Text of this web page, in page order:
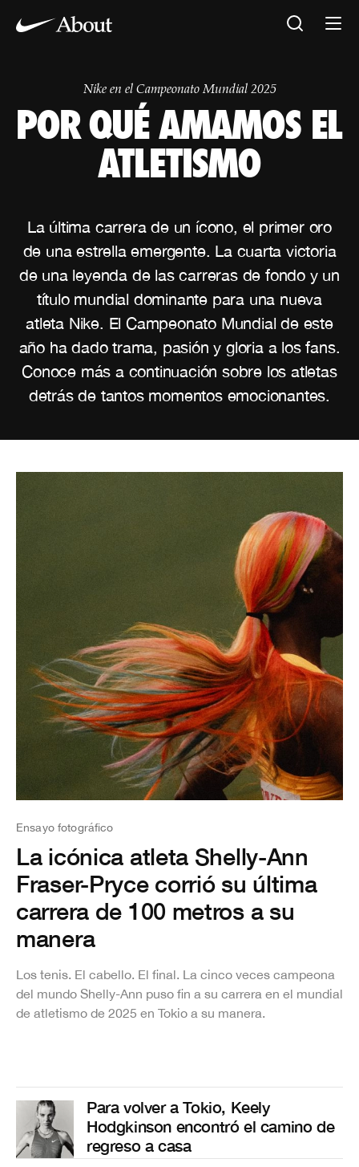
Nike en el Campeonato Mundial 2025
POR QUÉ AMAMOS EL
ATLETISMO
La última carrera de un ícono, el primer oro
de una estrella emergente. La cuarta victoria
de una leyenda de las carreras de fondo y un
título mundial dominante para una nueva
atleta Nike. El Campeonato Mundial de este
año ha dado trama, pasión y gloria a los fans.
Conoce más a continuación sobre los atletas
detrás de tantos momentos emocionantes.
Ensayo fotográfico
La icónica atleta Shelly-Ann
Fraser-Pryce corrió su última
carrera de 100 metros a su
manera
Los tenis. El cabello. El final. La cinco veces campeona
del mundo Shelly-Ann puso fin a su carrera en el mundial
de atletismo de 2025 en Tokio a su manera.
Para volver a Tokio, Keely
Hodgkinson encontró el camino de
regreso a casa